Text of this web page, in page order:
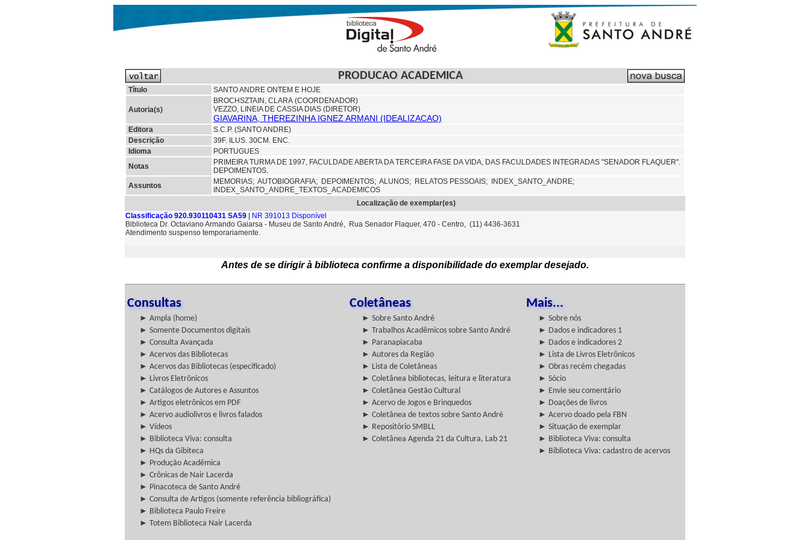
PRODUCAO ACADEMICA
Título SANTO ANDRE ONTEM E HOJE
Autoria(s)
BROCHSZTAIN, CLARA (COORDENADOR)
VEZZO, LINEIA DE CASSIA DIAS (DIRETOR)
GIAVARINA, THEREZINHA IGNEZ ARMANI (IDEALIZACAO)
Editora
S.C.P. (SANTO ANDRE)
Descrição
39F. ILUS. 30CM. ENC.
Idioma
PORTUGUES
Notas
PRIMEIRA TURMA DE 1997, FACULDADE ABERTA DA TERCEIRA FASE DA VIDA, DAS FACULDADES INTEGRADAS "SENADOR FLAQUER".
DEPOIMENTOS.
Assuntos
MEMORIAS; AUTOBIOGRAFIA; DEPOIMENTOS; ALUNOS; RELATOS PESSOAIS;
INDEX_SANTO_ANDRE;
INDEX_SANTO_ANDRE_TEXTOS_ACADEMICOS
Localização de exemplar(es)
Classificação 920.930110431 SA59 | NR 391013 Disponível
Biblioteca Dr. Octaviano Armando Gaiarsa - Museu de Santo André, Rua Senador Flaquer, 470 - Centro, (11) 4436-3631
Atendimento suspenso temporariamente.
Antes de se dirigir à biblioteca confirme a disponibilidade do exemplar desejado.
Consultas Coletâneas Mais...
► Ampla (home) ► Sobre Santo André
► Sobre nós
► Somente Documentos digitais
► Trabalhos Acadêmicos sobre Santo André
► Dados e indicadores 1
► Consulta Avançada
► Paranapiacaba
► Dados e indicadores 2
► Acervos das Bibliotecas
► Autores da Região
► Lista de Livros Eletrônicos
► Acervos das Bibliotecas (especificado)
► Lista de Coletâneas
► Obras recém chegadas
► Livros Eletrônicos
► Coletânea bibliotecas, leitura e literatura
► Sócio
► Catálogos de Autores e Assuntos
► Coletânea Gestão Cultural
► Envie seu comentário
► Artigos eletrônicos em PDF
► Acervo de Jogos e Brinquedos
► Doações de livros
► Acervo audiolivros e livros falados
► Coletânea de textos sobre Santo André
► Acervo doado pela FBN
► Vídeos
► Repositório SMBLL
► Situação de exemplar
► Biblioteca Viva: consulta
► Coletânea Agenda 21 da Cultura, Lab 21
► Biblioteca Viva: consulta
► HQs da Gibiteca
► Biblioteca Viva: cadastro de acervos
► Produção Acadêmica
► Crônicas de Nair Lacerda
► Pinacoteca de Santo André
► Consulta de Artigos (somente referência bibliográfica)
► Biblioteca Paulo Freire
► Totem Biblioteca Nair Lacerda